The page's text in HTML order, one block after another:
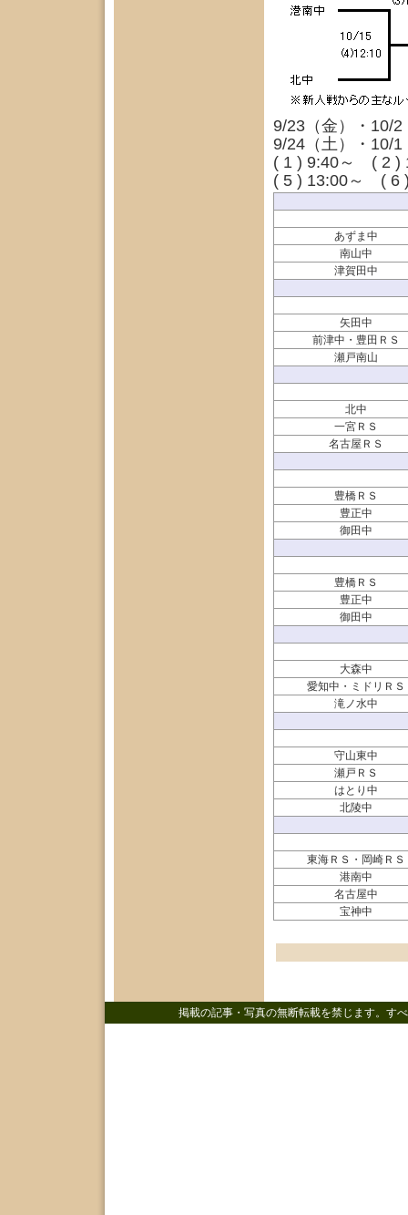
9/23（金）・10/
9/24（土）・10/
( 1 ) 9:40～ ( 2
( 5 ) 13:00～ ( 6
あずま中
南山中
津賀田中
矢田中
前津中・豊田ＲＳ
瀬戸南山
北中
一宮ＲＳ
名古屋ＲＳ
豊橋ＲＳ
豊正中
御田中
豊橋ＲＳ
豊正中
御田中
大森中
愛知中・ミドリＲＳ
滝ノ水中
守山東中
瀬戸ＲＳ
はとり中
北陵中
東海ＲＳ・岡崎ＲＳ
港南中
名古屋中
宝神中
掲載の記事・写真の無断転載を禁じます。す